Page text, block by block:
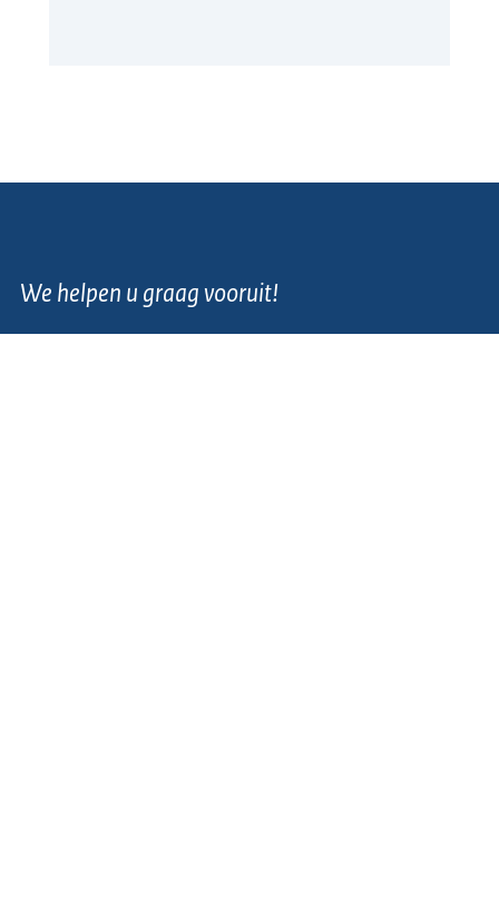
We helpen u graag vooruit!